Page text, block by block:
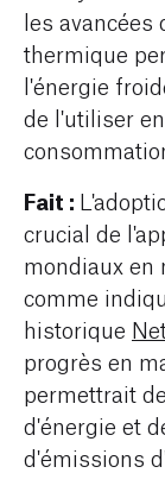
les avancées
thermique
l'énergie
de l'utiliser
Fait :
crucial de
mondiaux en
comme
historique
progrès en
permettrait
d'énergie et
d'émissions